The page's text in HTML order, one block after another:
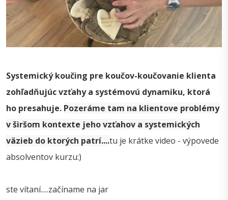
Systemický koučing pre koučov-koučovanie klienta
zohľadňujúc vzťahy a systémovú dynamiku, ktorá
ho presahuje. Pozeráme tam na klientove problémy
v širšom kontexte jeho vzťahov a systemických
väzieb do ktorých patrí....tu je krátke video - výpovede
absolventov kurzu:)
ste vítaní.....začíname na jar